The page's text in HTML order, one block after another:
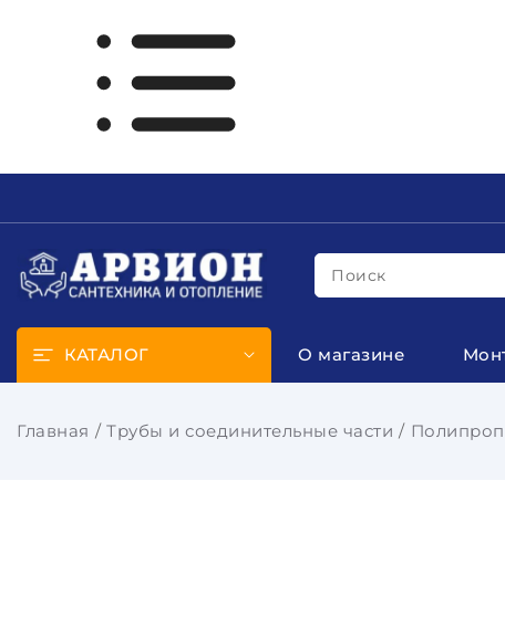
Поиск
КАТАЛОГ О магазине
Главная Трубы и соединительные части